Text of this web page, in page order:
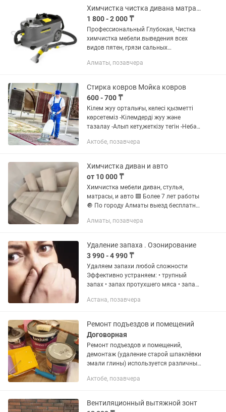
Химчистка чистка дивана матрасов стульев ковров на вызыд
1 800 - 2 000 ₸
Профессиональный Глубокая, Чистка
химчистка мебели.выведения всех
видов пятен, грязи сальных
запахов. Работаем на выезд. Время
5...
Алматы, позавчера
Стирка ковров Мойка ковров
600 - 700 ₸
Кілем жуу орталығы, келесi қызметті
көрсетеміз -Кілемдерді жуу және
тазалау -Алып кету,жеткізу тегін -Небәрі
антибактериалды, гипоалергенді жуу
Актобе, позавчера
Химчистка диван и авто
от 10 000 ₸
Химчистка мебели диван, стулья,
матрасы, и авто 🟩 Более 7 лет работы
🔘 По городу Алматы выезд бесплатно!
—————————————————————————
свежесть с использованием...
Алматы, позавчера
Удаление запаха . Озонирование
3 990 - 4 990 ₸
Удаляем запахи любой сложности
Эффективно устраняем: • трупный
запах • запах протухшего мяса • запах
и табака После обработки придает
Астана, позавчера
Ремонт подъездов и помещений
Договорная
Ремонт подъездов и помещений,
демонтаж (удаление старой шпаклёвки
эмали глины) используется различные
запаха,водоимулься сухие смеси)
Актобе, позавчера
Вентиляционный вытяжной зонт